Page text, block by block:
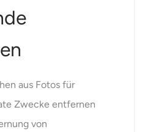
aus Fotos für
Zwecke entfernen
von